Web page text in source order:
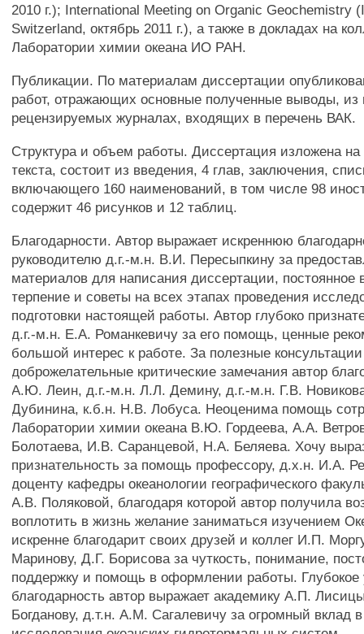
2010 г.); International Meeting on Organic Geochemistry
Switzerland, октябрь 2011 г.), a также в докладах на
Лаборатории химии океана ИО РАН.
Публикации. По материалам диссертации
работ, отражающих основные полученные выводы, из
рецензируемых журналах, входящих в перечень ВАК.
Структура и объем работы. Диссертация изложена на
текста, состоит из введения, 4 глав, заключения,
включающего 160 наименований, в том числе 98
содержит 46 рисунков и 12 таблиц.
Благодарности. Автор выражает искреннюю
руководителю д.г.-м.н. В.И. Пересыпкину за
материалов для написания диссертации, постоянное
терпение и советы на всех этапах проведения
подготовки настоящей работы. Автор глубоко
д.г.-м.н. Е.А. Романкевичу за его помощь, ценные
большой интерес к работе. За полезные
доброжелательные критические замечания автор
А.Ю. Леин, д.г.-м.н. Л.Л. Демину, д.г.-м.н. Г.В.
Дубинина, к.б.н. Н.В. Лобуса. Неоценима помощь
Лаборатории химии океана В.Ю. Гордеева, А.А.
Болотаева, И.В. Саранцевой, Н.А. Беляева. Хочу
признательность за помощь профессору, д.х.н. И.А.
доценту кафедры океанологии географического
А.В. Поляковой, благодаря которой автор получила
воплотить в жизнь желание заниматься изучением
искренне благодарит своих друзей и коллег И.П.
Маринову, Д.Г. Борисова за чуткость, понимание,
поддержку и помощь в оформлении работы. Глубокое
благодарность автор выражает академику А.П.
Богданову, д.т.н. А.М. Сагалевичу за огромный вклад